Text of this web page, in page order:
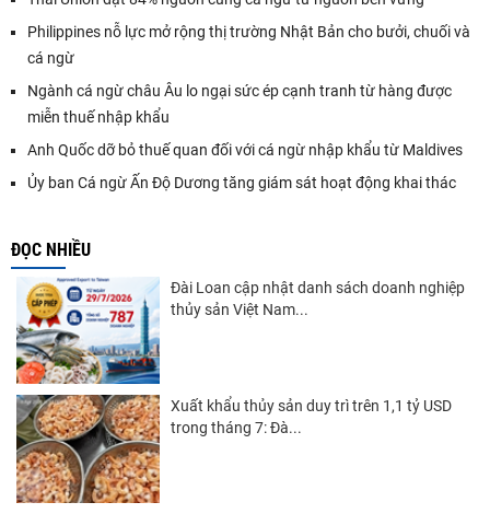
Philippines nỗ lực mở rộng thị trường Nhật Bản cho bưởi, chuối và
cá ngừ
Ngành cá ngừ châu Âu lo ngại sức ép cạnh tranh từ hàng được
miễn thuế nhập khẩu
Anh Quốc dỡ bỏ thuế quan đối với cá ngừ nhập khẩu từ Maldives
Ủy ban Cá ngừ Ấn Độ Dương tăng giám sát hoạt động khai thác
ĐỌC NHIỀU
Đài Loan cập nhật danh sách doanh nghiệp
thủy sản Việt Nam...
Xuất khẩu thủy sản duy trì trên 1,1 tỷ USD
trong tháng 7: Đà...